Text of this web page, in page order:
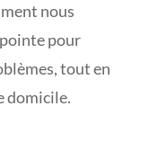
nous
pour
tout en
domicile.